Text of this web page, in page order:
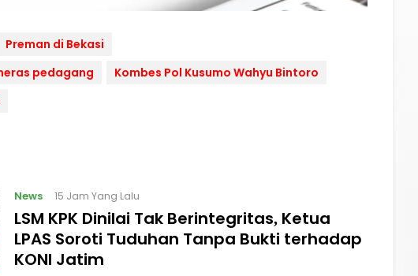
Preman di Bekasi
pedagang
Kombes Pol Kusumo Wahyu Bintoro
News 15 Jam Yang Lalu
LSM KPK Dinilai Tak Berintegritas, Ketua
LPAS Soroti Tuduhan Tanpa Bukti terhadap
KONI Jatim